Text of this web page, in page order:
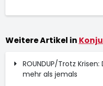
Weitere Artikel in
ROUNDUP/Trotz
mehr als jemals